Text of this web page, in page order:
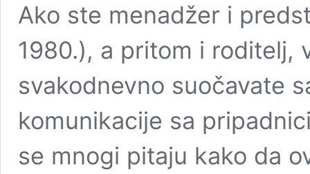
Ako ste menadžer i
1980.), a pritom i roditelj,
svakodnevno suočavate
komunikacije sa
se mnogi pitaju kako da